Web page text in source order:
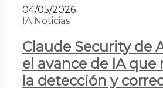
04/05/2026
IA Noticias
Claude Security de
el avance de IA que
la detección y